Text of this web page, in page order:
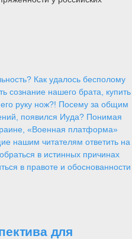
Как удалось бесполому
сознание нашего брата, купить
его руку нож?! Посему за общим
появился Иуда? Понимая
«Военная платформа»
нашим читателям ответить на
в истинных причинах
в правоте и обоснованности
для